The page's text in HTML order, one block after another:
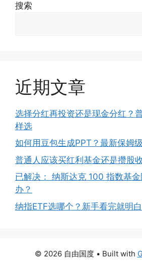
搜索
近期文章
选择分红再投资还是现金分红？
样选
如何用豆包生成PPT？最新保姆
普通人应该买红利基金还是攒股
已解决： 纳斯达克 100 指数基
办？
纳指ETF选哪个？新手看完就明
© 2026 自由国度• Built with